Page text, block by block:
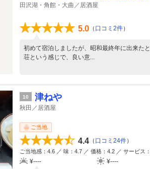
田沢湖・角館・大曲／居酒屋
5.0 （ 口コミ2件）
初めて宿泊しましたが、昭和最終年に出来た
荘という感じで、良い意...
10 津ねや
秋田／居酒屋
ご当地
4.4 （ 口コミ24件）
ご当地感：4.6 ／ 味：4.7 ／ 価格：4.2 ／ サービス
¥---- ¥----